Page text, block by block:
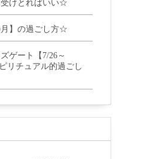
受けとればいい☆
月】の過ごし方☆
ゲート【7/26～
リチュアル的過ごし